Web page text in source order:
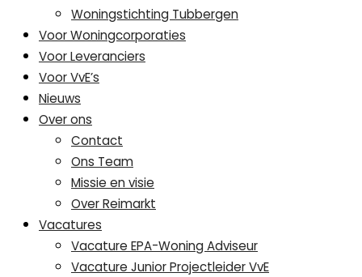
Woningstichting Tubbergen
Voor Woningcorporaties
Voor Leveranciers
Voor VvE’s
Nieuws
Over ons
Contact
Ons Team
Missie en visie
Over Reimarkt
Vacatures
Vacature EPA-Woning Adviseur
Vacature Junior Projectleider VvE